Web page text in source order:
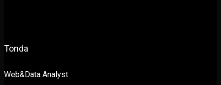
Tonda
Web&Data Analyst